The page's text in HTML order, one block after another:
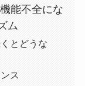
能不全にな
ム
とどうな
ス